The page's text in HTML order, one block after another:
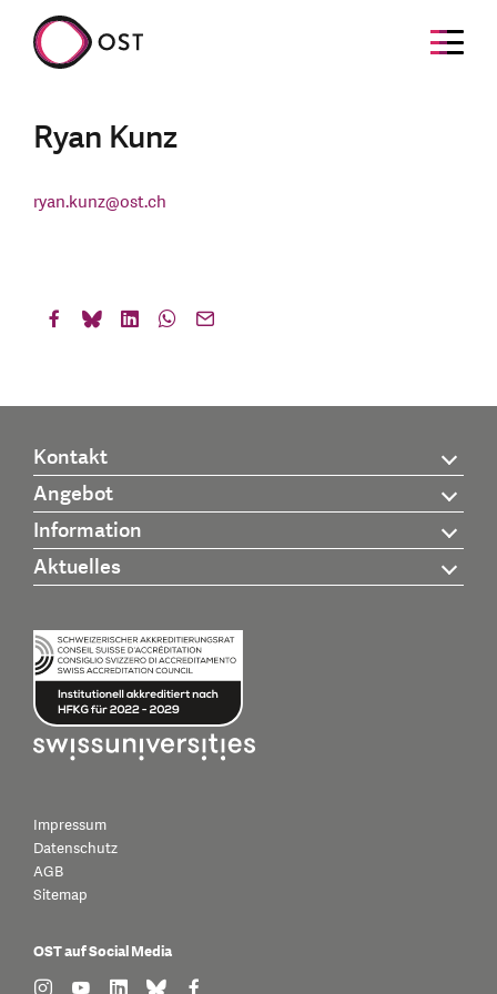
Ryan Kunz
ryan.kunz@ost.ch
Kontakt
Angebot
Information
Aktuelles
Impressum
Datenschutz
AGB
Sitemap
OST auf Social Media